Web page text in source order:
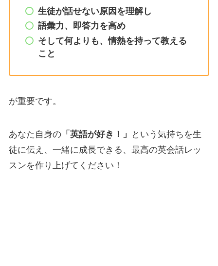
生徒が話せない原因を理解し
語彙力、即答力を高め
そして何よりも、情熱を持って教える
こと
が重要です。
あなた自身の「英語が好き！」
という気持ちを生
徒に伝え、一緒に成長できる、最高の英会話レッ
スンを作り上げてください！